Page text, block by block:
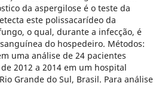
da aspergilose é o teste da
este polissacarídeo da
o qual, durante a infecção, é
do hospedeiro. Métodos:
uma análise de 24 pacientes
2012 a 2014 em um hospital
Grande do Sul, Brasil. Para análise